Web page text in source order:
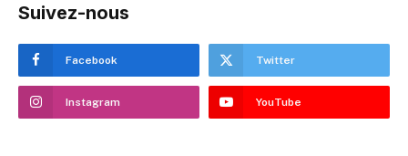
Suivez-nous
Facebook Twitter
Instagram YouTube